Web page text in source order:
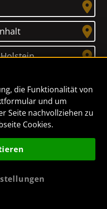
Ihnen dabei zu
die Funktionalität von
und um
Seite nachvollziehen zu
Cookies.